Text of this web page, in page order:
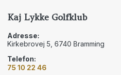
Kaj Lykke Golfklub
Adresse:
Kirkebrovej 5, 6740 Bramming
Telefon:
75 10 22 46